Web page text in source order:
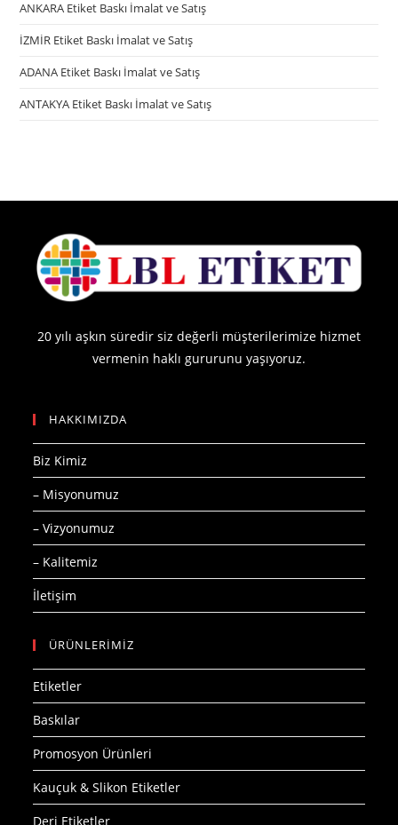
ANKARA Etiket Baskı İmalat ve Satış
İZMİR Etiket Baskı İmalat ve Satış
ADANA Etiket Baskı İmalat ve Satış
ANTAKYA Etiket Baskı İmalat ve Satış
20 yılı aşkın süredir siz değerli müşterilerimize hizmet
vermenin haklı gururunu yaşıyoruz.
HAKKIMIZDA
Biz Kimiz
– Misyonumuz
– Vizyonumuz
– Kalitemiz
İletişim
ÜRÜNLERİMİZ
Etiketler
Baskılar
Promosyon Ürünleri
Kauçuk & Slikon Etiketler
Deri Etiketler